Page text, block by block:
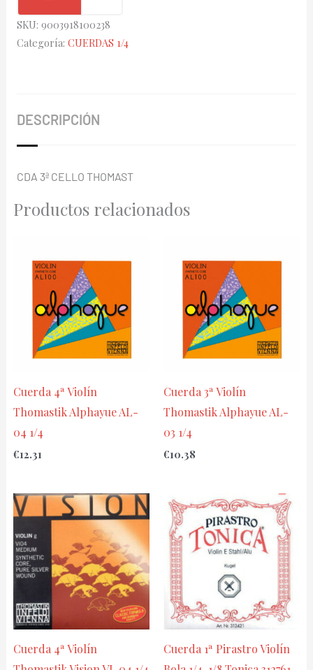
Dominant
144
SKU: 9003918100238
Categoría: CUERDAS 1/4
DESCRIPCIÓN
CDA 3ª CELLO THOMAST
Productos relacionados
Cuerda 4ª Violín
Thomastik Alphayue AL-
04 1/4
€12.31
Cuerda 3ª Violín
Thomastik Alphayue AL-
03 1/4
€10.38
Cuerda 4ª Violín
Cuerda 1ª Pirastro Violín